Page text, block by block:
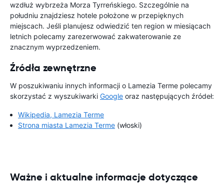
wzdłuż wybrzeża Morza Tyrreńskiego. Szczególnie na
południu znajdziesz hotele położone w przepięknych
miejscach. Jeśli planujesz odwiedzić ten region w miesiącach
letnich polecamy zarezerwować zakwaterowanie ze
znacznym wyprzedzeniem.
Źródła zewnętrzne
W poszukiwaniu innych informacji o Lamezia Terme polecamy
skorzystać z wyszukiwarki Google oraz następujących źródeł:
Wikipedia, Lamezia Terme
Strona miasta Lamezia Terme (włoski)
Ważne i aktualne informacje dotyczące